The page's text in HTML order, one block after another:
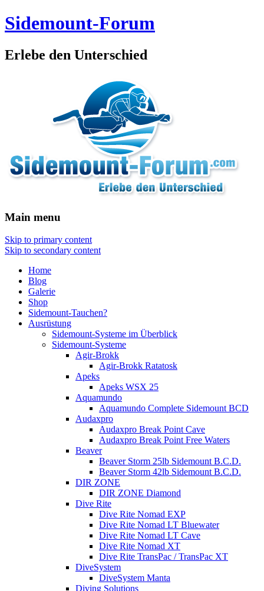
Sidemount-Forum
Erlebe den Unterschied
Main menu
Skip to primary content
Skip to secondary content
Home
Blog
Galerie
Shop
Sidemount-Tauchen?
Ausrüstung
Sidemount-Systeme im Überblick
Sidemount-Systeme
Agir-Brokk
Agir-Brokk Ratatosk
Apeks
Apeks WSX 25
Aquamundo
Aquamundo Complete Sidemount BCD
Audaxpro
Audaxpro Break Point Cave
Audaxpro Break Point Free Waters
Beaver
Beaver Storm 25lb Sidemount B.C.D.
Beaver Storm 42lb Sidemount B.C.D.
DIR ZONE
DIR ZONE Diamond
Dive Rite
Dive Rite Nomad EXP
Dive Rite Nomad LT Bluewater
Dive Rite Nomad LT Cave
Dive Rite Nomad XT
Dive Rite TransPac / TransPac XT
DiveSystem
DiveSystem Manta
Diving Solutions